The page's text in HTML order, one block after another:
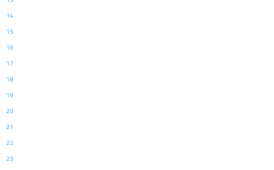
14
15
16
17
18
19
20
21
22
23